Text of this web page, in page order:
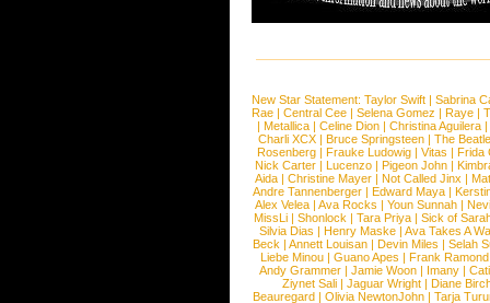
New Star Statement: Taylor Swift | Sabrina
Rae |Central Cee |Selena Gomez |Raye |
| Metallica | Celine Dion | Christina Aguilera |
Charli XCX |Bruce Springsteen |The
Rosenberg | Frauke Ludowig | Vitas | Frida
Nick Carter | Lucenzo | Pigeon John |
Aida |Christine Mayer |Not Called Jinx |
Andre Tannenberger | Edward Maya |
Alex Velea | Ava Rocks | Youn Sunnah |
MissLi | Shonlock | Tara Priya | Sick of
Silvia Dias |Henry Maske |Ava Takes A
Beck |Annett Louisan |Devin Miles |Selah
Liebe Minou |Guano Apes |Frank Ramond
Andy Grammer |Jamie Woon | Imany |
Ziynet Sali |Jaguar Wright |Diane
Beauregard |Olivia NewtonJohn |Tarja